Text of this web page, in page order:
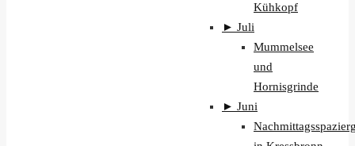
Kühkopf
► Juli
Mummelsee
und
Hornisgrinde
► Juni